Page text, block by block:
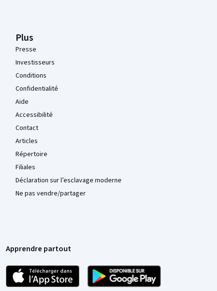
Plus
Presse
Investisseurs
Conditions
Confidentialité
Aide
Accessibilité
Contact
Articles
Répertoire
Filiales
Déclaration sur l’esclavage moderne
Ne pas vendre/partager
Apprendre partout